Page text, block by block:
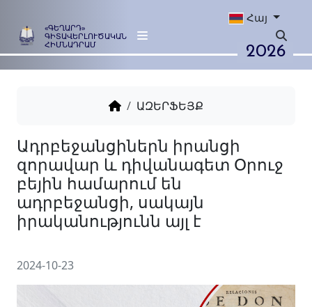
«ԳԵՂԱՐԴ»
ԳԻՏԱՎԵՐԼՈՒԾԱԿԱՆ
ՀԻՄՆԱԴՐԱՄ
Հայ
2026
ԱԶԵՐՖԵՅՔ
Ադրբեջանցիներն իրանցի
զորավար և դիվանագետ
բեյին համարում են
իրականությունն այլ է
2024-10-23